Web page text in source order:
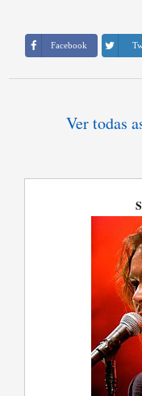
Facebook
Ver todas